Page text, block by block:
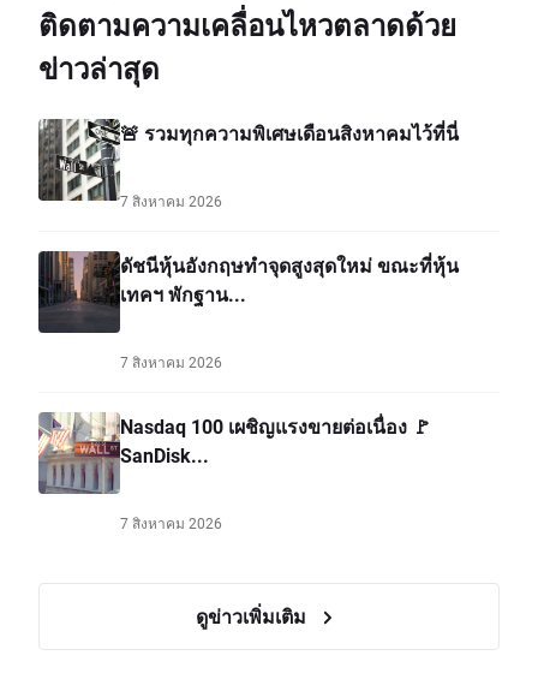
ติดตามความเคลื่อนไหวตลาดด้วย
ข่าวล่าสุด
🚨 รวมทุกความพิเศษเดือนสิงหาคมไว้ที่นี่
7 สิงหาคม 2026
ดัชนีหุ้นอังกฤษทำจุดสูงสุดใหม่ ขณะที่หุ้น
เทคฯ พักฐาน...
7 สิงหาคม 2026
Nasdaq 100 เผชิญแรงขายต่อเนื่อง 🚩
SanDisk...
7 สิงหาคม 2026
ดูข่าวเพิ่มเติม